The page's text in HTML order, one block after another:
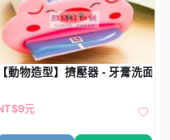
文具
【動物造型】擠壓器 - 牙膏洗面乳
元